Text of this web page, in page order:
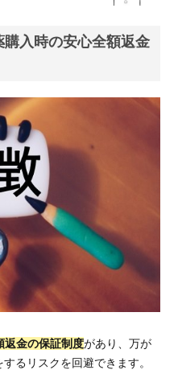
入時の安心全額返金
返金の保証制度があり、万が
るリスクを回避できます。